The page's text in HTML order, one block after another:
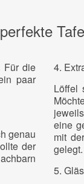
Für die
paar
genau
der
4.
Löffel
eine
mit
gelegt.
5.